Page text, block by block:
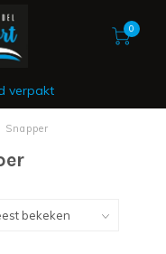
0
verpakt
Snapper